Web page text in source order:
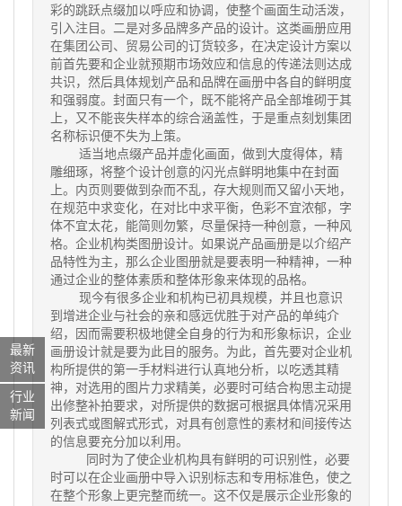
彩的跳跃点缀加以呼应和协调，使整个画面生动活泼，
引入注目。二是对多品牌多产品的设计。这类画册应用
在集团公司、贸易公司的订货较多，在决定设计方案以
前首先要和企业就预期市场效应和信息的传递法则达成
共识，然后具体规划产品和品牌在画册中各自的鲜明度
和强弱度。封面只有一个，既不能将产品全部堆砌于其
上，又不能丧失样本的综合涵盖性，于是重点刻划集团
名称标识便不失为上策。
适当地点缀产品并虚化画面，做到大度得体，精
雕细琢，将整个设计创意的闪光点鲜明地集中在封面
上。内页则要做到杂而不乱，存大规则而又留小天地，
在规范中求变化，在对比中求平衡，色彩不宜浓郁，字
体不宜太花，能简则勿繁，尽量保持一种创意，一种风
格。企业机构类图册设计。如果说产品画册是以介绍产
品特性为主，那么企业图册就是要表明一种精神，一种
通过企业的整体素质和整体形象来体现的品格。
现今有很多企业和机构已初具规模，并且也意识
到增进企业与社会的亲和感远优胜于对产品的单纯介
绍，因而需要积极地健全自身的行为和形象标识，企业
画册设计就是要为此目的服务。为此，首先要对企业机
构所提供的第一手材料进行认真地分析，以吃透其精
神，对选用的图片力求精美，必要时可结合构思主动提
出修整补拍要求，对所提供的数据可根据具体情况采用
列表式或图解式形式，对具有创意性的素材和间接传达
的信息要充分加以利用。
同时为了使企业机构具有鲜明的可识别性，必要
时可以在企业画册中导入识别标志和专用标准色，使之
在整个形象上更完整而统一。这不仅是展示企业形象的
最新
资讯
行业
新闻